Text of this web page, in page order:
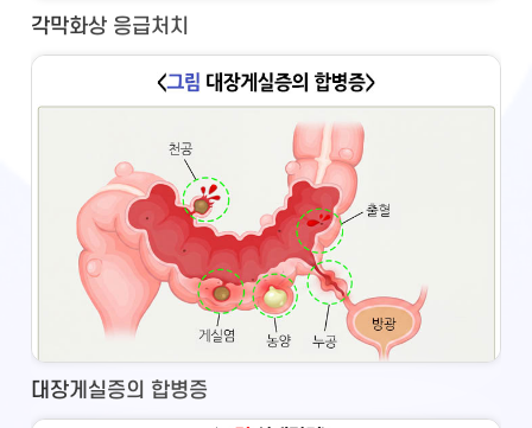
각막화상 응급처치
대장게실증의 합병증